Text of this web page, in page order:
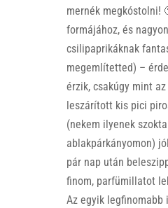
mernék megkóstolni!
formájához, és
csilipaprikáknak
megemlítetted) –
érzik, csakúgy mint
leszárított kis pici
(nekem ilyenek
ablakpárkányomon)
pár nap után
finom, parfümillatot
Az egyik